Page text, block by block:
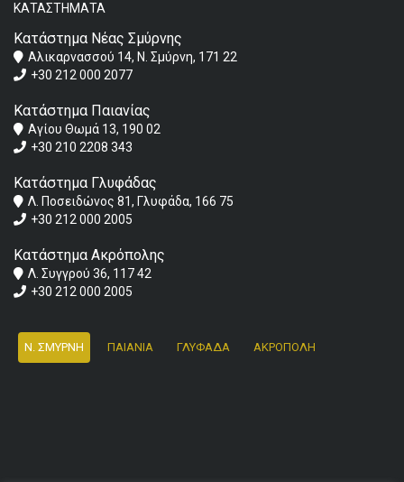
ΚΑΤΑΣΤΉΜΑΤΑ
Κατάστημα Νέας Σμύρνης
Αλικαρνασσού 14, Ν. Σμύρνη, 171 22
+30 212 000 2077
Κατάστημα Παιανίας
Αγίου Θωμά 13, 190 02
+30 210 2208 343
Κατάστημα Γλυφάδας
Λ. Ποσειδώνος 81, Γλυφάδα, 166 75
+30 212 000 2005
Κατάστημα Ακρόπολης
Λ. Συγγρού 36, 117 42
+30 212 000 2005
Ν. ΣΜΥΡΝΗ ΠΑΙΑΝΙΑ ΓΛΥΦΑΔΑ ΑΚΡΟΠΟΛΗ